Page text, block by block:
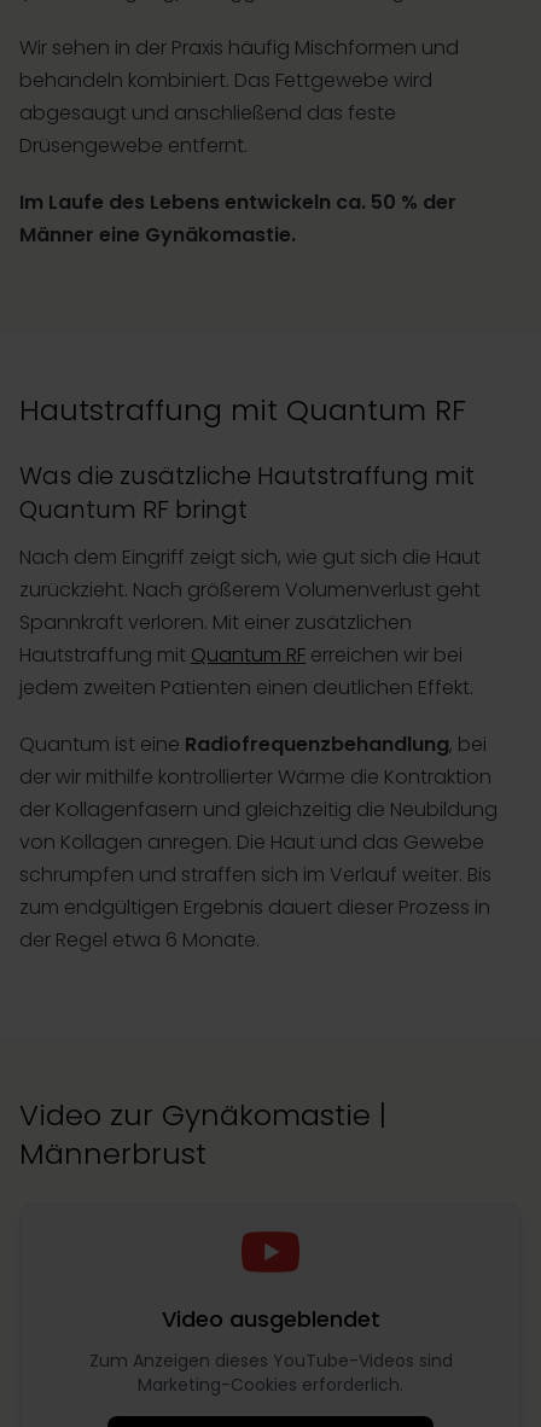
Wir sehen in der Praxis häufig Mischformen und
behandeln kombiniert. Das Fettgewebe wird
abgesaugt und anschließend das feste
Drüsengewebe entfernt.
Im Laufe des Lebens entwickeln ca. 50 % der
Männer eine Gynäkomastie.
Hautstraffung mit Quantum RF
Was die zusätzliche Hautstraffung mit
Quantum RF bringt
Nach dem Eingriff zeigt sich, wie gut sich die Haut
zurückzieht. Nach größerem Volumenverlust geht
Spannkraft verloren. Mit einer zusätzlichen
Hautstraffung mit Quantum RF erreichen wir bei
jedem zweiten Patienten einen deutlichen Effekt.
Quantum ist eine Radiofrequenzbehandlung, bei
der wir mithilfe kontrollierter Wärme die Kontraktion
der Kollagenfasern und gleichzeitig die Neubildung
von Kollagen anregen. Die Haut und das Gewebe
schrumpfen und straffen sich im Verlauf weiter. Bis
zum endgültigen Ergebnis dauert dieser Prozess in
der Regel etwa 6 Monate.
Video zur Gynäkomastie |
Männerbrust
Video ausgeblendet
Zum Anzeigen dieses YouTube-Videos sind
Marketing-Cookies erforderlich.